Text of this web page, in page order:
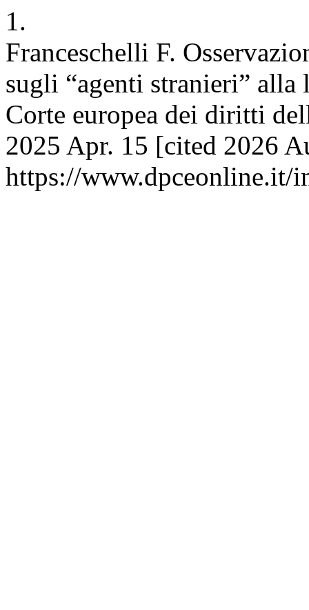
1.
Franceschelli F.
sugli “agenti stranieri”
Corte europea dei diritti
2025 Apr. 15 [cited 2026
https://www.dpceonline.it/